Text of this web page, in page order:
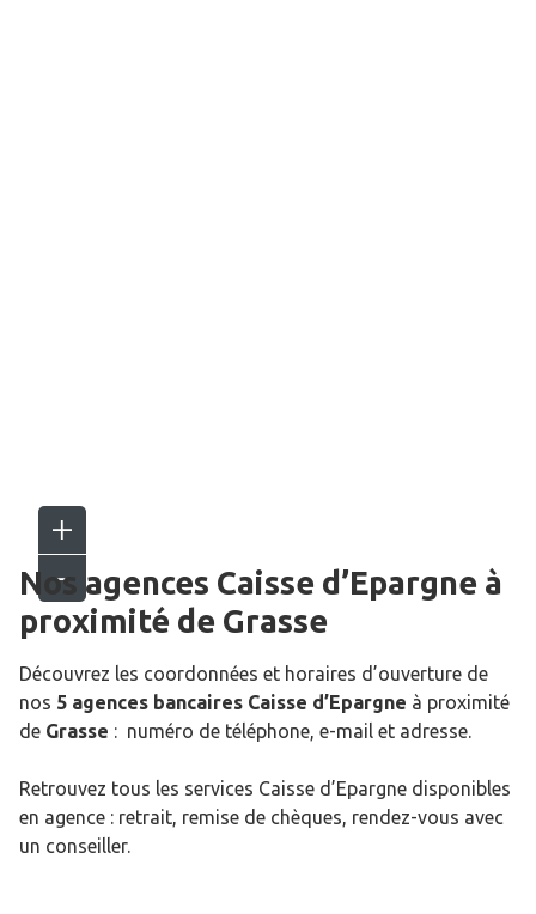
Nos agences Caisse d’Epargne à
proximité de Grasse
Découvrez les coordonnées et horaires d’ouverture de
nos 5 agences bancaires Caisse d’Epargne à proximité
de Grasse : numéro de téléphone, e-mail et adresse.
Retrouvez tous les services Caisse d’Epargne disponibles
en agence : retrait, remise de chèques, rendez-vous avec
un conseiller.